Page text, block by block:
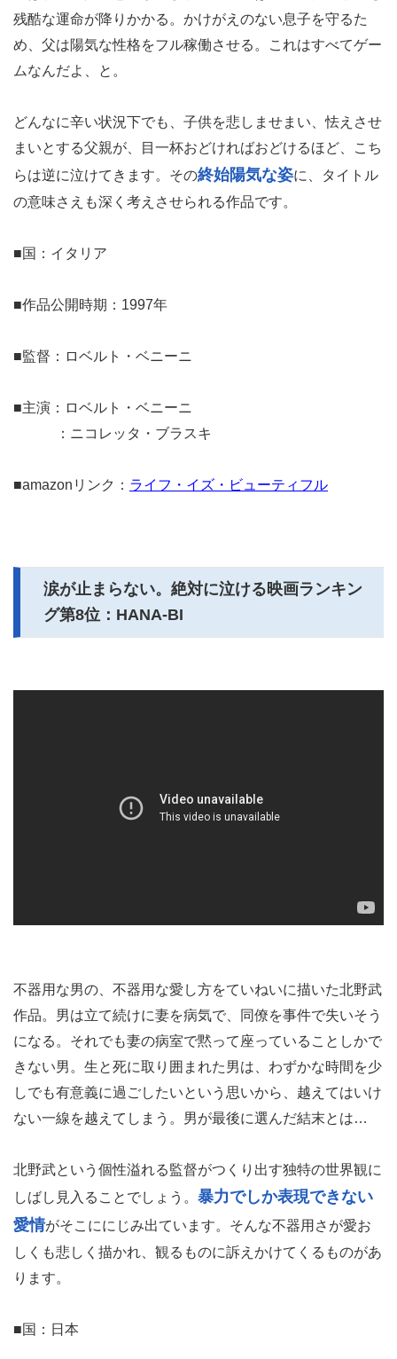
残酷な運命が降りかかる。かけがえのない息子を守るた
め、父は陽気な性格をフル稼働させる。これはすべてゲー
ムなんだよ、と。
どんなに辛い状況下でも、子供を悲しませまい、怯えさせ
まいとする父親が、目一杯おどければおどけるほど、こち
らは逆に泣けてきます。その終始陽気な姿に、タイトル
の意味さえも深く考えさせられる作品です。
■国：イタリア
■作品公開時期：1997年
■監督：ロベルト・ベニーニ
■主演：ロベルト・ベニーニ
：ニコレッタ・ブラスキ
■amazonリンク： ライフ・イズ・ビューティフル
涙が止まらない。絶対に泣ける映画ランキン
グ第8位：HANA-BI
不器用な男の、不器用な愛し方をていねいに描いた北野武
作品。男は立て続けに妻を病気で、同僚を事件で失いそう
になる。それでも妻の病室で黙って座っていることしかで
きない男。生と死に取り囲まれた男は、わずかな時間を少
しでも有意義に過ごしたいという思いから、越えてはいけ
ない一線を越えてしまう。男が最後に選んだ結末とは…
北野武という個性溢れる監督がつくり出す独特の世界観に
しばし見入ることでしょう。 暴力でしか表現できない
愛情がそこににじみ出ています。そんな不器用さが愛お
しくも悲しく描かれ、観るものに訴えかけてくるものがあ
ります。
■国：日本